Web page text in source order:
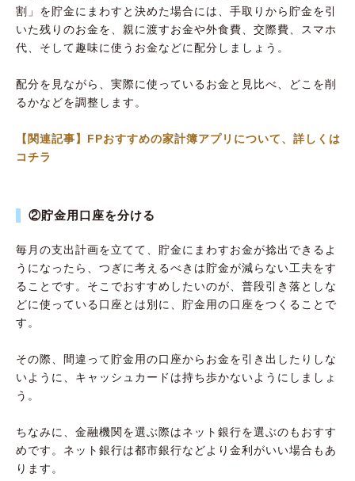
割」を貯金にまわすと決めた場合には、手取りから貯金を引
いた残りのお金を、親に渡すお金や外食費、交際費、スマホ
代、そして趣味に使うお金などに配分しましょう。
配分を見ながら、実際に使っているお金と見比べ、どこを削
るかなどを調整します。
【関連記事】FPおすすめの家計簿アプリについて、詳しくは
コチラ
②貯金用口座を分ける
毎月の支出計画を立てて、貯金にまわすお金が捻出できるよ
うになったら、つぎに考えるべきは貯金が減らない工夫をす
ることです。そこでおすすめしたいのが、普段引き落としな
どに使っている口座とは別に、貯金用の口座をつくることで
す。
その際、間違って貯金用の口座からお金を引き出したりしな
いように、キャッシュカードは持ち歩かないようにしましょ
う。
ちなみに、金融機関を選ぶ際はネット銀行を選ぶのもおすす
めです。ネット銀行は都市銀行などより金利がいい場合もあ
ります。